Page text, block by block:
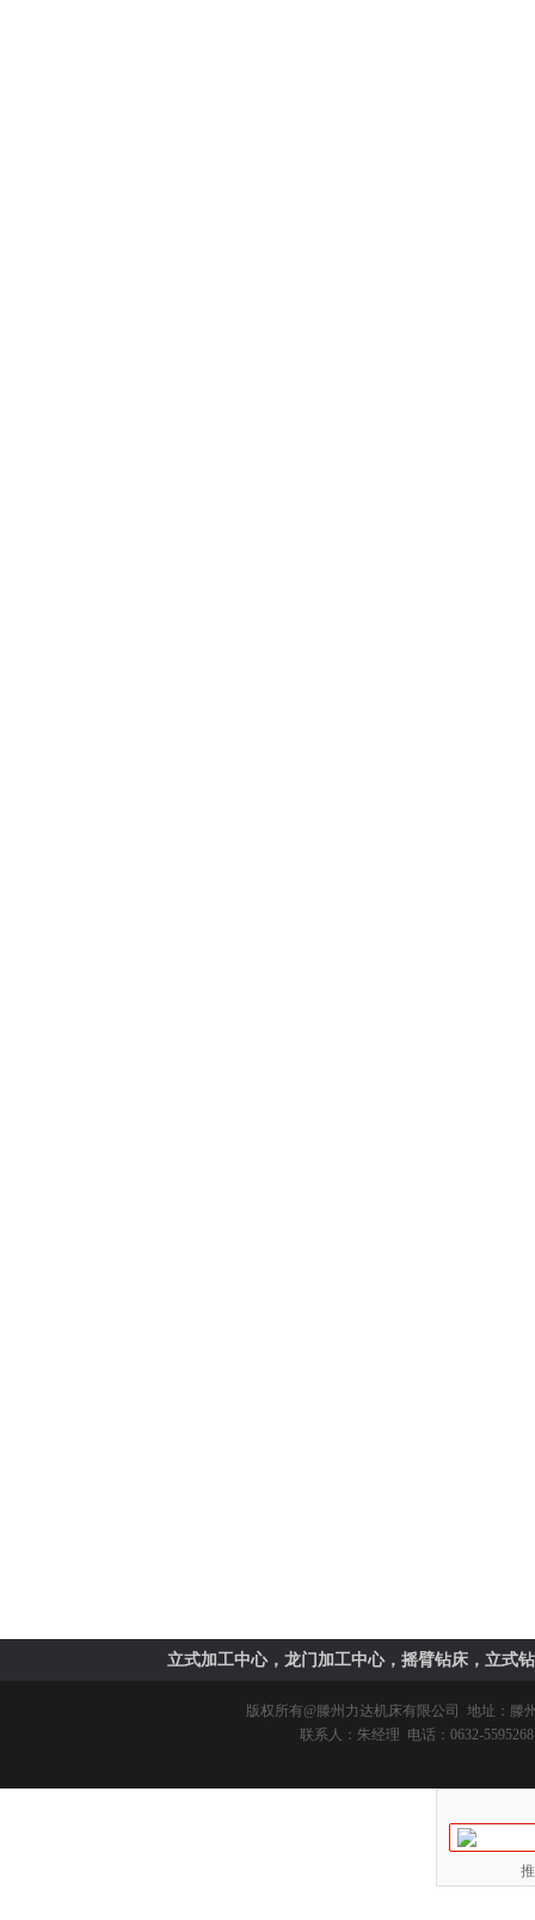
立式加工中心，龙门加工中心，摇臂钻床，立式
版权所有@滕州力达机床有限公司
地址：滕
联系人：朱经理 电话：0632-